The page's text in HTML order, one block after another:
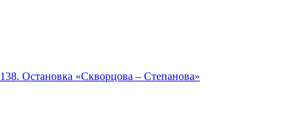
138. Остановка «Скворцова – Степанова»